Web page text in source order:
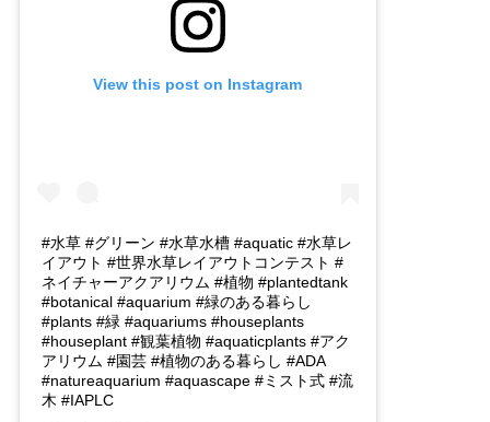
View this post on Instagram
#水草 #グリーン #水草水槽 #aquatic #水草レ
イアウト #世界水草レイアウトコンテスト #
ネイチャーアクアリウム #植物 #plantedtank
#botanical #aquarium #緑のある暮らし
#plants #緑 #aquariums #houseplants
#houseplant #観葉植物 #aquaticplants #アク
アリウム #園芸 #植物のある暮らし #ADA
#natureaquarium #aquascape #ミスト式 #流
木 #IAPLC